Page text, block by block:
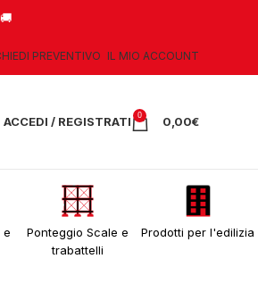
PREVENTIVO IL MIO ACCOUNT
ACCEDI / REGISTRATI 0 0,00€
e
Ponteggio Scale e
trabattelli
Prodotti per l'edilizia